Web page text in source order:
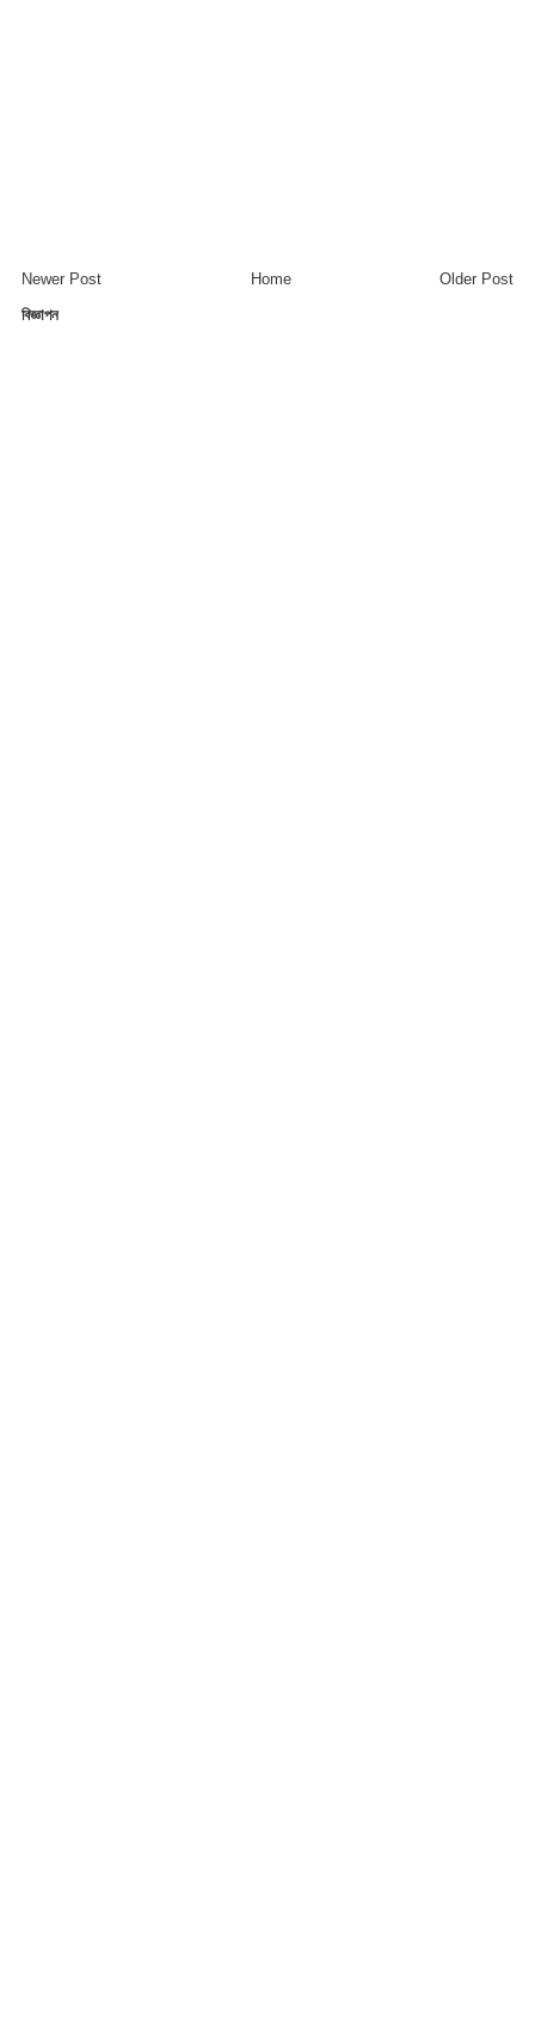
Newer Post Older Post
Home
বিজ্ঞাপন